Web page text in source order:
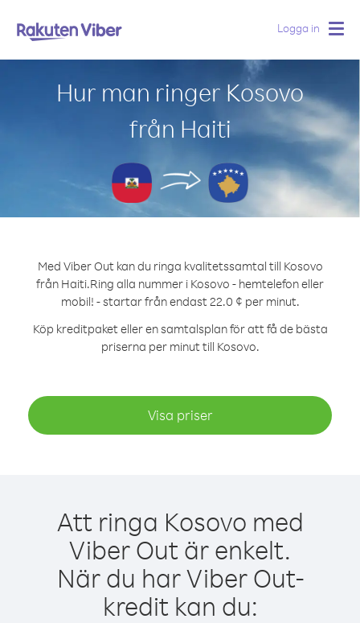
Logga in
Hur man ringer Kosovo
från Haiti
Med Viber Out kan du ringa kvalitetssamtal till Kosovo
från Haiti.Ring alla nummer i Kosovo - hemtelefon eller
mobil! - startar från endast 22.0 ¢ per minut.
Köp kreditpaket eller en samtalsplan för att få de bästa
priserna per minut till Kosovo.
Visa priser
Att ringa Kosovo med
Viber Out är enkelt.
När du har Viber Out-
kredit kan du: